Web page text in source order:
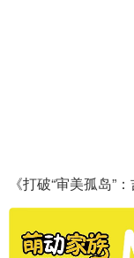
《打破“审美孤岛”